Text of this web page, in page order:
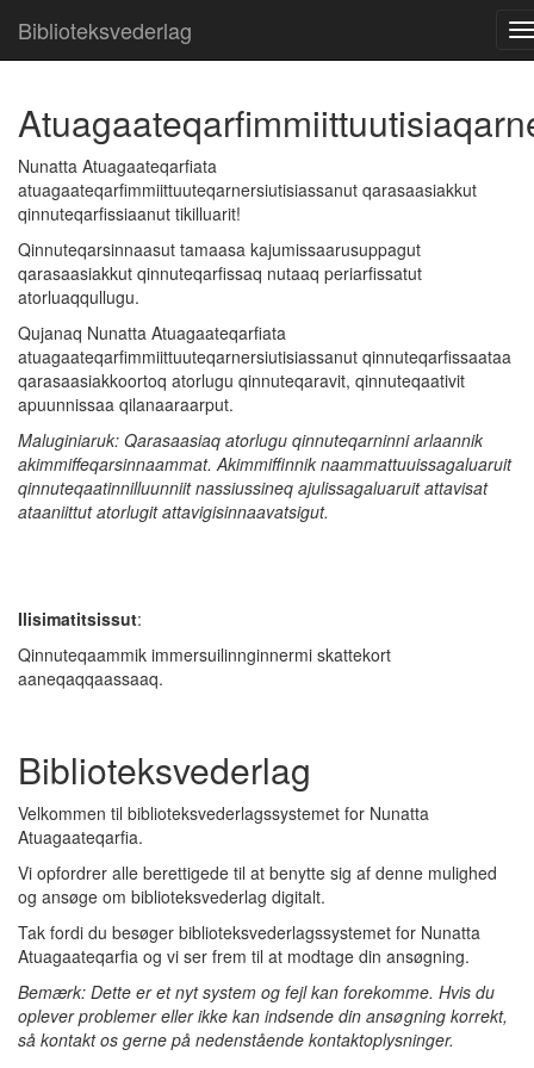
hovedindhold
Biblioteksvederlag
Nunatta Atuagaateqarfiata
atuagaateqarfimmiittuuteqarnersiutisiassanut qarasaasiakkut
qinnuteqarfissiaanut tikilluarit!
Qinnuteqarsinnaasut tamaasa kajumissaarusuppagut
qarasaasiakkut qinnuteqarfissaq nutaaq periarfissatut
atorluaqqullugu.
Qujanaq Nunatta Atuagaateqarfiata
atuagaateqarfimmiittuuteqarnersiutisiassanut qinnuteqarfissaataa
qarasaasiakkoortoq atorlugu qinnuteqaravit, qinnuteqaativit
apuunnissaa qilanaaraarput.
Maluginiaruk: Qarasaasiaq atorlugu qinnuteqarninni arlaannik
akimmiffeqarsinnaammat. Akimmiffinnik naammattuuissagaluaruit
qinnuteqaatinnilluunniit nassiussineq ajulissagaluaruit attavisat
ataaniittut atorlugit attavigisinnaavatsigut.
Ilisimatitsissut:
Qinnuteqaammik immersuilinnginnermi skattekort
aaneqaqqaassaaq.
Biblioteksvederlag
Velkommen til biblioteksvederlagssystemet for Nunatta
Atuagaateqarfia.
Vi opfordrer alle berettigede til at benytte sig af denne mulighed
og ansøge om biblioteksvederlag digitalt.
Tak fordi du besøger biblioteksvederlagssystemet for Nunatta
Atuagaateqarfia og vi ser frem til at modtage din ansøgning.
Bemærk: Dette er et nyt system og fejl kan forekomme. Hvis du
oplever problemer eller ikke kan indsende din ansøgning korrekt,
så kontakt os gerne på nedenstående kontaktoplysninger.